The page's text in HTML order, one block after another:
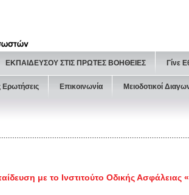
ΕΚΠΑΙΔΕΥΣΟΥ ΣΤΙΣ ΠΡΩΤΕΣ ΒΟΗΘΕΙΕΣ Γίνε
Ερωτήσεις Επικοινωνία Μειοδοτικοί
με το Ινστιτούτο Οδικής